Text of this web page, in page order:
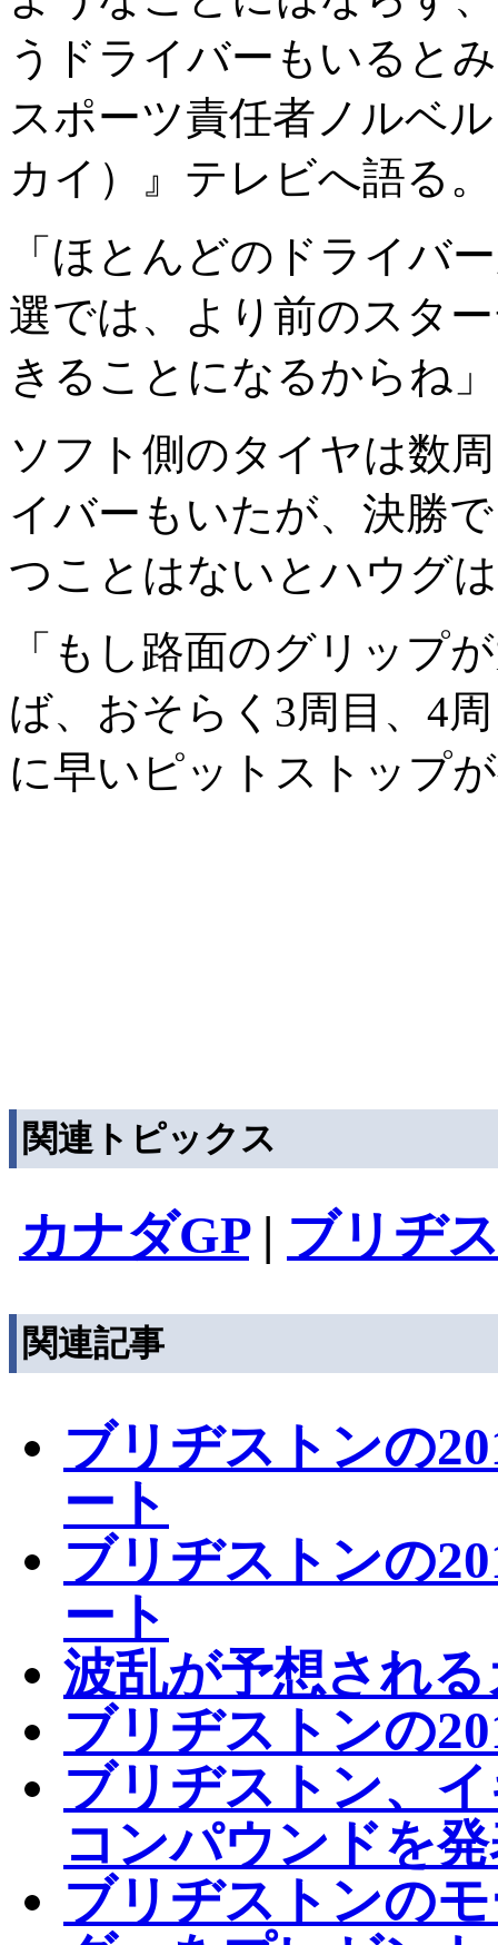
うドライバーもいると
スポーツ責任者ノルベ
カイ）』テレビへ語る。
「ほとんどのドライバ
選では、より前のスタ
きることになるからね」
ソフト側のタイヤは数
イバーもいたが、決勝
つことはないとハウグ
「もし路面のグリップ
ば、おそらく3周目、4
に早いピットストップ
関連トピックス
カナダGP| ブリヂ
関連記事
ブリヂストンの
ート
ブリヂストンの
ート
波乱が予想され
ブリヂストンの
ブリヂストン、
コンパウンドを
ブリヂストンの